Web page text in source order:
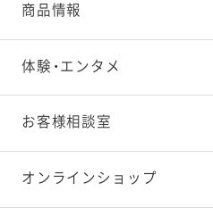
とっておきレシピトップ
素材の知識
料理の基本
特集レシピ
商品情報
商品情報トップ
新商品・リニューアル品
販売終了商品一覧
体験・エンタメ
体験・エンタメトップ
マヨテラス（見学施設）
お客様相談室
お客様相談室トップ
オンラインショップ